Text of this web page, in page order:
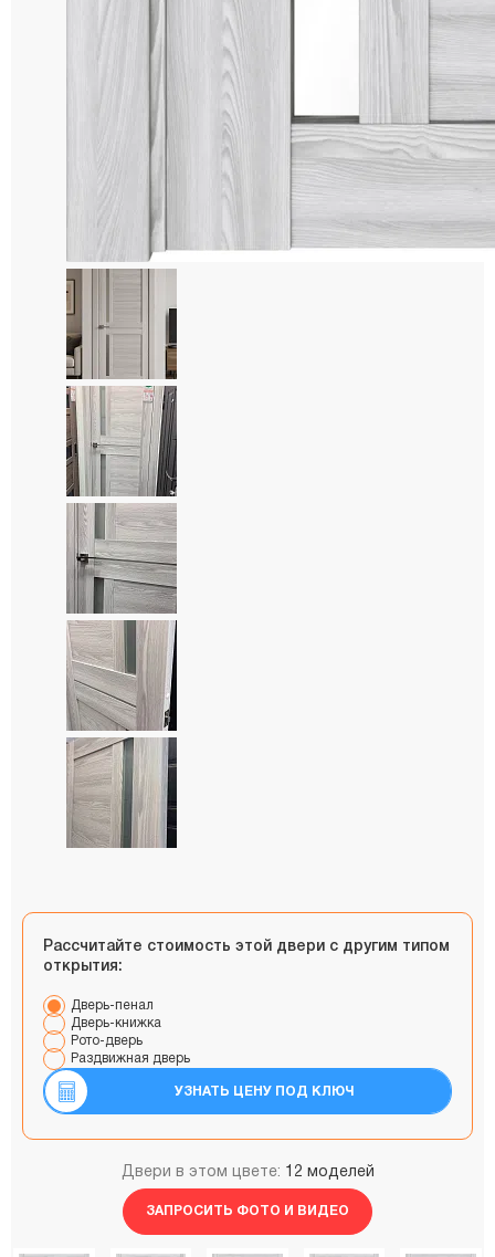
Рассчитайте стоимость этой двери с другим типом
открытия:
Дверь-пенал
Дверь-книжка
Рото-дверь
Раздвижная дверь
УЗНАТЬ ЦЕНУ ПОД КЛЮЧ
Двери в этом цвете: 12 моделей
ЗАПРОСИТЬ ФОТО И ВИДЕО